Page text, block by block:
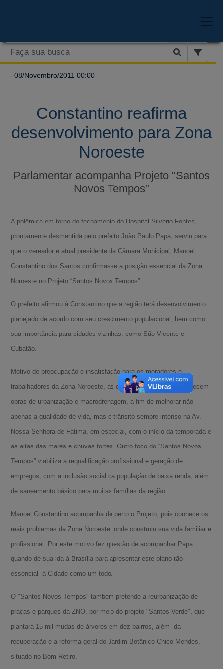
- 08/Novembro/2011 00:00
Constantino reafirma
desenvolvimento para Zona
Noroeste
Parlamentar acompanha Projeto "Santos
Novos Tempos"
A polêmica em torno do fechamento do Hospital Silvério Fontes,
prontamente desmentida pelo prefeito João Paulo Papa, serviu para
que o vereador e atual presidente da Câmara Municipal, Manoel
Constantino dos Santos confirmasse a posição essencial da Zona
Noroeste no Projeto “Santos Novos Tempos”.
O prefeito afirmou à Constantino que a região terá desenvolvimento
planejado de acordo com seu crescimento populacional, bem como
sua importância para cidades vizinhas, como São Vicente e
Cubatão.
Motivo de preocupação e insatisfação para os moradores e
trabalhadores da Zona Noroeste, as constantes enchentes merecem
obras de urbanização e macrodrenagem, a fim de melhorar não
apenas a qualidade de vida, mas o trânsito sempre intenso na Av.
Nossa Senhora de Fátima, em especial, com o início da temporada e
as altas das marés e chuvas fortes. Outro foco do “Santos Novos
Tempos” viabiliza a requalificação profissional e geração de
empregos, com a inclusão social da população de baixa renda, além
de saneamento básico para muitas famílias da região.
Manoel Constantino acompanha de perto o Projeto, pois conhece os
reais problemas da Zona Noroeste, onde construiu sua vida familiar e
profissional. Por este motivo fez questão de acompanhar Papa
quando de sua ida à Brasília para apresentar este plano tão
essencial à Cidade como um todo.
O "Santos Novos Tempos" também pretende a reurbanização de
praças e parques da ZNO, por meio do projeto "Santos Verde", que
plantará 15 mil mudas de árvores em dez bairros, além da
recuperação e a reforma geral do Jardim Botânico Chico Mendes,
situado no Bom Retiro.